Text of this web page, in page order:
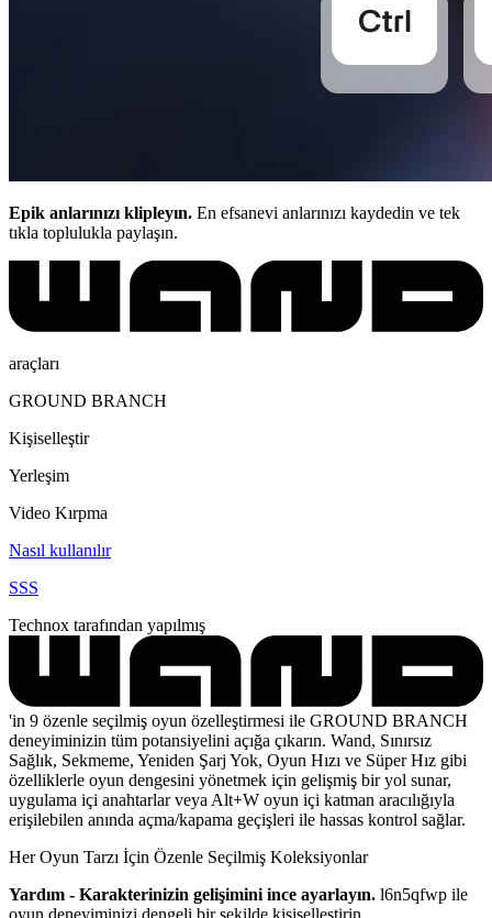
Epik anlarınızı klipleyın. En efsanevi anlarınızı kaydedin ve tek
tıkla toplulukla paylaşın.
araçları
GROUND BRANCH
Kişiselleştir
Yerleşim
Video Kırpma
Nasıl kullanılır
SSS
Technox tarafından yapılmış
'in 9 özenle seçilmiş oyun özelleştirmesi ile GROUND BRANCH
deneyiminizin tüm potansiyelini açığa çıkarın. Wand, Sınırsız
Sağlık, Sekmeme, Yeniden Şarj Yok, Oyun Hızı ve Süper Hız gibi
özelliklerle oyun dengesini yönetmek için gelişmiş bir yol sunar,
uygulama içi anahtarlar veya Alt+W oyun içi katman aracılığıyla
erişilebilen anında açma/kapama geçişleri ile hassas kontrol sağlar.
Her Oyun Tarzı İçin Özenle Seçilmiş Koleksiyonlar
Yardım - Karakterinizin gelişimini ince ayarlayın. l6n5qfwp ile
oyun deneyiminizi dengeli bir şekilde kişiselleştirin.